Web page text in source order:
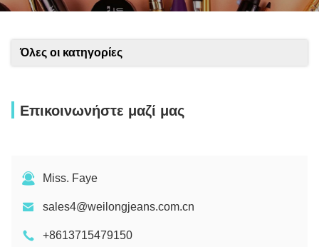
Όλες οι κατηγορίες
Επικοινωνήστε μαζί μας
Miss. Faye
sales4@weilongjeans.com.cn
+8613715479150